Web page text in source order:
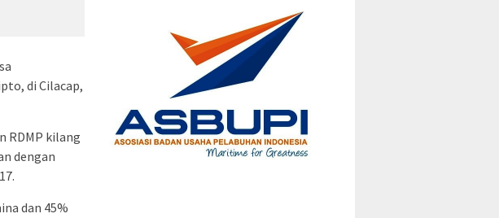
di Cilacap,
RDMP kilang
dengan
dan 45%